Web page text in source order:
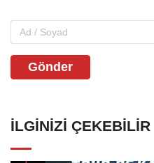
Gönder
İLGINIZI ÇEKEBILIR